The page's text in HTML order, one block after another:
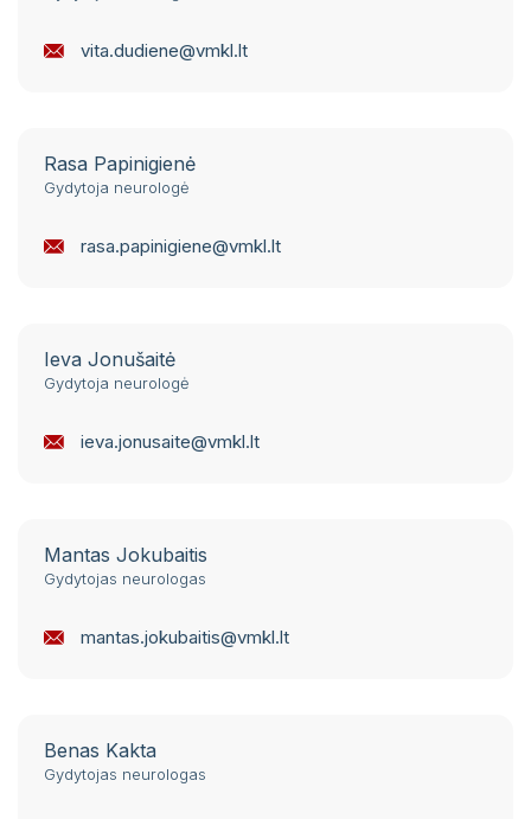
vita.dudiene@vmkl.lt
Rasa Papinigienė
Gydytoja neurologė
rasa.papinigiene@vmkl.lt
Ieva Jonušaitė
Gydytoja neurologė
ieva.jonusaite@vmkl.lt
Mantas Jokubaitis
Gydytojas neurologas
mantas.jokubaitis@vmkl.lt
Benas Kakta
Gydytojas neurologas